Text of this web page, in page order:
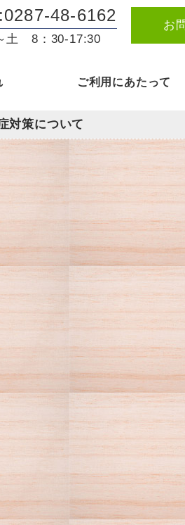
お
48-6162
土 8：30-17:30
ご利用にあたって
対策について